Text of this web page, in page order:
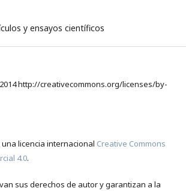
y ensayos científicos
http://creativecommons.org/licenses/by-
licencia internacional Creative Commons
4.0.
sus derechos de autor y garantizan a la